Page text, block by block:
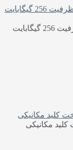
گوشی موبایل اپل مدل Iphone 13 Pro Max ظرفیت 256 گیگابایت